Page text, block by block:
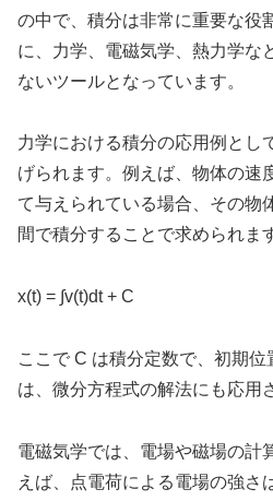
の中で、積分は非常に重要な役
に、力学、電磁気学、熱力学な
ないツールとなっています。
力学における積分の応用例とし
げられます。例えば、物体の速
て与えられている場合、その物
間で積分することで求められま
x(t) = ∫v(t)dt + C
ここで C は積分定数で、初期
は、微分方程式の解法にも応用
電磁気学では、電場や磁場の計
えば、点電荷による電場の強さ